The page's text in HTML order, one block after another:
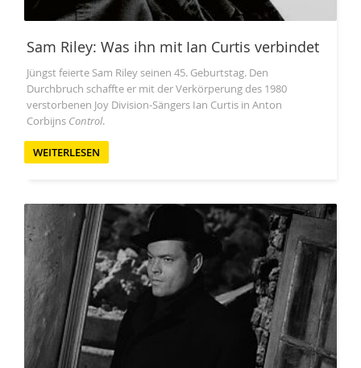
Sam Riley: Was ihn mit Ian Curtis verbindet
Jüngst feierte Sam Riley seinen 45. Geburtstag. Den
Durchbruch schaffte er mit der Verkörperung des 1980
verstorbenen Joy Division-Sängers Ian Curtis in Anton
Corbijns Control.
WEITERLESEN